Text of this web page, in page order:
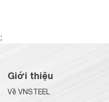
;
Giới thiệu
Về VNSTEEL